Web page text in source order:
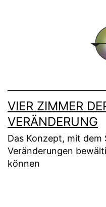
VIER ZIMMER
VERÄNDERUNG
Das Konzept, mit dem
Veränderungen
können